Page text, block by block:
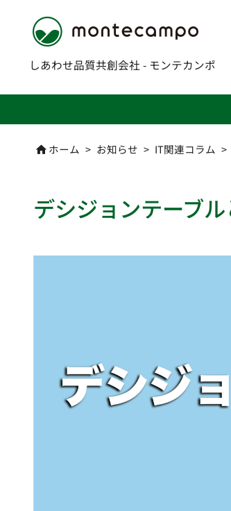
しあわせ品質共創会社 - モンテカンポ
 ホーム > お知らせ > IT関連コラム >
デシジョンテーブ